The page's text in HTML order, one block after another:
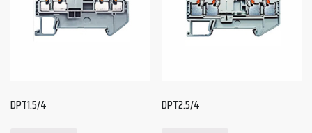
DPT1.5/4 DPT2.5/4